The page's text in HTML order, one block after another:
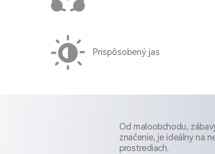
Prispôsobený jas
Od maloobchodu,
značenie, je ideálny na
prostrediach.